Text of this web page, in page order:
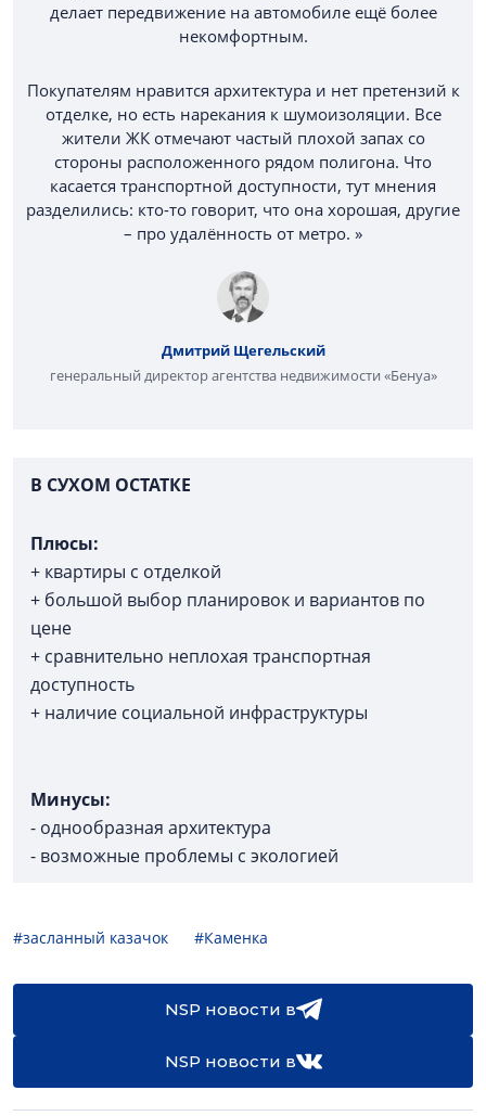
делает передвижение на автомобиле ещё более
некомфортным.
Покупателям нравится архитектура и нет претензий к
отделке, но есть нарекания к шумоизоляции. Все
жители ЖК отмечают частый плохой запах со
стороны расположенного рядом полигона. Что
касается транспортной доступности, тут мнения
разделились: кто-то говорит, что она хорошая, другие
– про удалённость от метро. »
Дмитрий Щегельский
генеральный директор агентства недвижимости «Бенуа»
В СУХОМ ОСТАТКЕ
Плюсы:
+ квартиры с отделкой
+ большой выбор планировок и вариантов по
цене
+ сравнительно неплохая транспортная
доступность
+ наличие социальной инфраструктуры
Минусы:
- однообразная архитектура
- возможные проблемы с экологией
#засланный казачок #Каменка
NSP новости в
NSP новости в